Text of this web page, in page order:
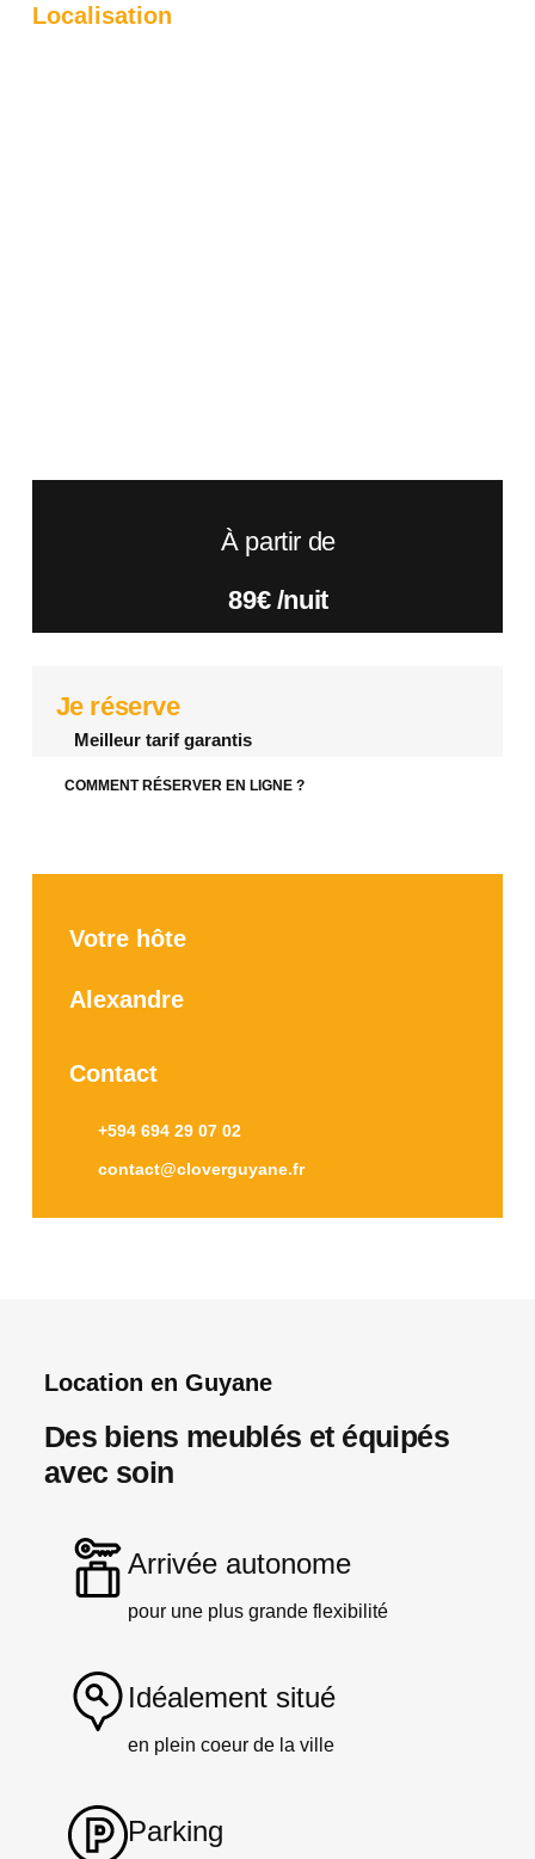
Localisation
À partir de
89€ /nuit​
Je réserve
Meilleur tarif garantis
COMMENT RÉSERVER EN LIGNE ?
Votre hôte
Alexandre
Contact
+594 694 29 07 02
contact@cloverguyane.fr
Location en Guyane
Des biens meublés et équipés
avec soin
Arrivée autonome
pour une plus grande flexibilité​
Idéalement situé
en plein coeur de la ville
Parking